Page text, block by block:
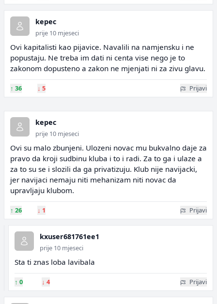
kepec
prije 10 mjeseci
Ovi kapitalisti kao pijavice. Navalili na namjensku i ne
popustaju. Ne treba im dati ni centa vise nego je to
zakonom dopusteno a zakon ne mjenjati ni za zivu glavu.
↑ 36 ↓ 5 Prijavi
kepec
prije 10 mjeseci
Ovi su malo zbunjeni. Ulozeni novac mu bukvalno daje za
pravo da kroji sudbinu kluba i to i radi. Za to ga i ulaze a
za to su se i slozili da ga privatizuju. Klub nije navijacki,
jer navijaci nemaju niti mehanizam niti novac da
upravljaju klubom.
↑ 26 ↓ 1 Prijavi
kxuser681761ee1
prije 10 mjeseci
Sta ti znas loba lavibala
↑ 0 ↓ 4 Prijavi